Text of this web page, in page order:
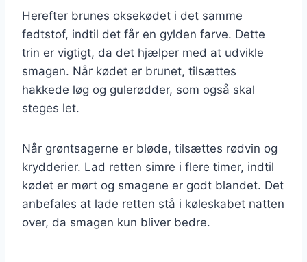
Herefter brunes oksekødet i det samme
fedtstof, indtil det får en gylden farve. Dette
trin er vigtigt, da det hjælper med at udvikle
smagen. Når kødet er brunet, tilsættes
hakkede løg og gulerødder, som også skal
steges let.
Når grøntsagerne er bløde, tilsættes rødvin og
krydderier. Lad retten simre i flere timer, indtil
kødet er mørt og smagene er godt blandet. Det
anbefales at lade retten stå i køleskabet natten
over, da smagen kun bliver bedre.